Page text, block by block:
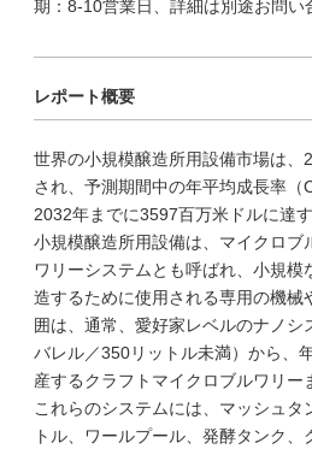
期：8-10営業日、詳細は別途お問い
レポート概要
世界の小規模醸造所用設備市場は、
され、予測期間中の年平均成長率（
2032年までに3597百万米ドルに達
小規模醸造所用設備は、マイクロブ
ワリーシステムとも呼ばれ、小規模
造するために使用される専用の機械
囲は、通常、愛好家レベルのナノシ
バレル／350リットル未満）から、
産するクラフトマイクロブルワリー
これらのシステムには、マッシュタ
トル、ワールプール、発酵タンク